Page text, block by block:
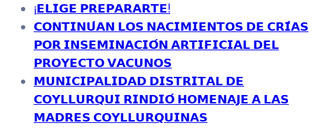
¡𝗘𝗟𝗜𝗚𝗘 𝗣𝗥𝗘𝗣𝗔𝗥𝗔𝗥𝗧𝗘!
𝗖𝗢𝗡𝗧𝗜𝗡𝗨́𝗔𝗡 𝗟𝗢𝗦 𝗡𝗔𝗖𝗜𝗠𝗜𝗘𝗡𝗧𝗢𝗦 𝗗𝗘 𝗖𝗥𝗜́𝗔𝗦
𝗣𝗢𝗥 𝗜𝗡𝗦𝗘𝗠𝗜𝗡𝗔𝗖𝗜𝗢́𝗡 𝗔𝗥𝗧𝗜𝗙𝗜𝗖𝗜𝗔𝗟 𝗗𝗘𝗟
𝗣𝗥𝗢𝗬𝗘𝗖𝗧𝗢 𝗩𝗔𝗖𝗨𝗡𝗢𝗦
𝗠𝗨𝗡𝗜𝗖𝗜𝗣𝗔𝗟𝗜𝗗𝗔𝗗 𝗗𝗜𝗦𝗧𝗥𝗜𝗧𝗔𝗟 𝗗𝗘
𝗖𝗢𝗬𝗟𝗟𝗨𝗥𝗤𝗨𝗜 𝗥𝗜𝗡𝗗𝗜𝗢́ 𝗛𝗢𝗠𝗘𝗡𝗔𝗝𝗘 𝗔 𝗟𝗔𝗦
𝗠𝗔𝗗𝗥𝗘𝗦 𝗖𝗢𝗬𝗟𝗟𝗨𝗥𝗤𝗨𝗜𝗡𝗔𝗦